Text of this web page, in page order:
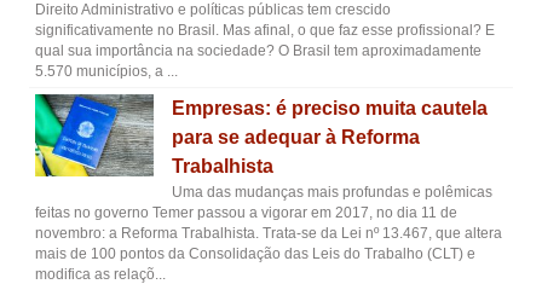
Direito Administrativo e políticas públicas tem crescido
significativamente no Brasil. Mas afinal, o que faz esse profissional? E
qual sua importância na sociedade? O Brasil tem aproximadamente
5.570 municípios, a ...
Empresas: é preciso muita cautela
para se adequar à Reforma
Trabalhista
Uma das mudanças mais profundas e polêmicas
feitas no governo Temer passou a vigorar em 2017, no dia 11 de
novembro: a Reforma Trabalhista. Trata-se da Lei nº 13.467, que altera
mais de 100 pontos da Consolidação das Leis do Trabalho (CLT) e
modifica as relaçõ...